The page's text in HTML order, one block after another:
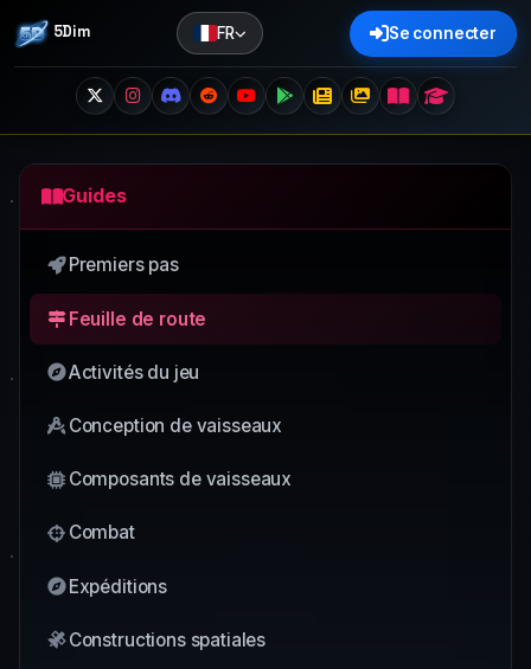
5Dim FR Se connecter
Guides
Premiers pas
Feuille de route
Activités du jeu
Conception de vaisseaux
Composants de vaisseaux
Combat
Expéditions
Constructions spatiales